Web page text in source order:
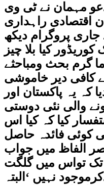
مہمان نے ٹی وی
اقتصادی راہداری
پروگرام دیکھ
کیا بلا چیز
گرم بحث ومباحثے
کافی دیر خاموشی
کہ یہ پاکستان اور
والی نئی دوستی
کیا کہ کیا اس
کوئی فائدہ حاصل
الفاظ میں جواب
تک تواس میں گلگت
نہیں ‘البتہ